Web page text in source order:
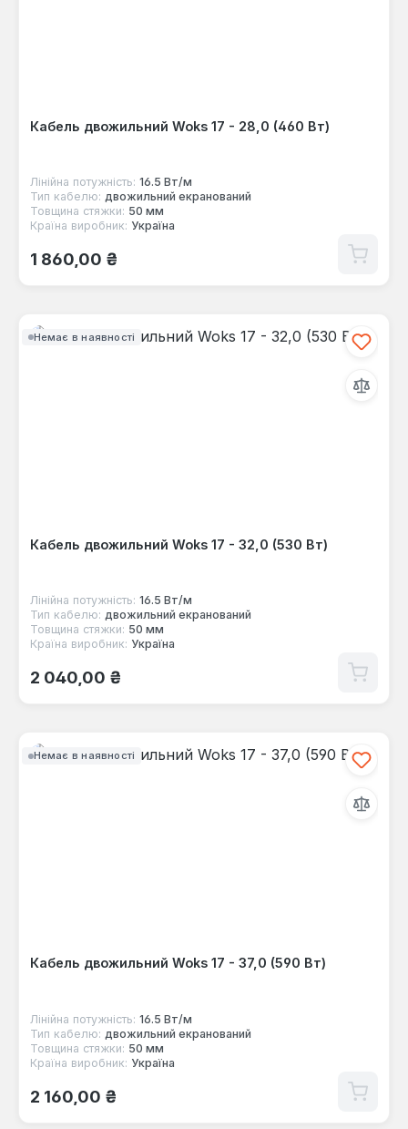
Кабель двожильний Woks 17 - 28,0 (460 Вт)
Лінійна потужність: 16.5 Вт/м
Тип кабелю: двожильний екранований
Товщина стяжки: 50 мм
Країна виробник: Україна
Звичайна ціна:
1 860,00 ₴
Немає в наявності
Кабель двожильний Woks 17 - 32,0 (530 Вт)
Лінійна потужність: 16.5 Вт/м
Тип кабелю: двожильний екранований
Товщина стяжки: 50 мм
Країна виробник: Україна
Звичайна ціна:
2 040,00 ₴
Немає в наявності
Кабель двожильний Woks 17 - 37,0 (590 Вт)
Лінійна потужність: 16.5 Вт/м
Тип кабелю: двожильний екранований
Товщина стяжки: 50 мм
Країна виробник: Україна
Звичайна ціна:
2 160,00 ₴